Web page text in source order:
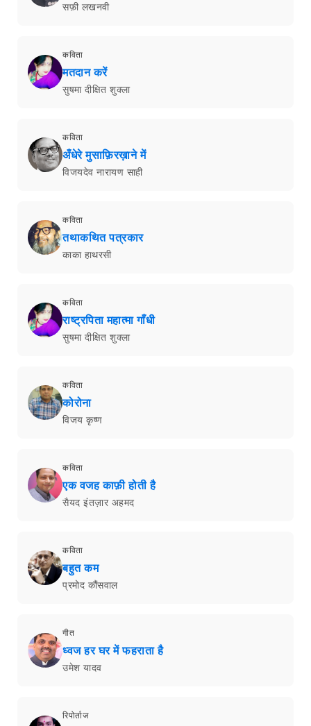
सफ़ी लखनवी
कविता
मतदान करें
सुषमा दीक्षित शुक्ला
कविता
अँधेरे मुसाफ़िरख़ाने में
विजयदेव नारायण साही
कविता
तथाकथित पत्रकार
काका हाथरसी
कविता
राष्ट्रपिता महात्मा गाँधी
सुषमा दीक्षित शुक्ला
कविता
कोरोना
विजय कृष्ण
कविता
एक वजह काफ़ी होती है
सैयद इंतज़ार अहमद
कविता
बहुत कम
प्रमोद कौंसवाल
गीत
ध्वज हर घर में फहराता है
उमेश यादव
रिपोर्ताज